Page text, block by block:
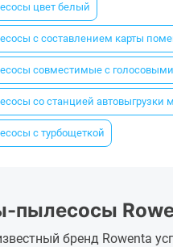
цвет белый
с составлением карты
совместимые с
со станцией автовыгрузки
с турбощеткой
пылесосы
бренд Rowenta